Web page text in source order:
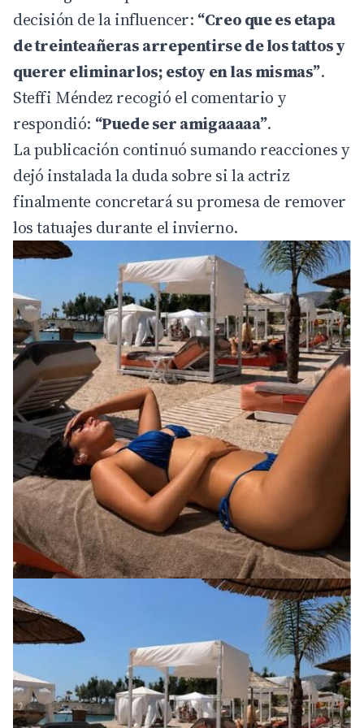
decisión de la influencer: “Creo que es etapa
de treinteañeras arrepentirse de los tattos y
querer eliminarlos; estoy en las mismas”.
Steffi Méndez recogió el comentario y
respondió: “Puede ser amigaaaaa”.
La publicación continuó sumando reacciones y
dejó instalada la duda sobre si la actriz
finalmente concretará su promesa de remover
los tatuajes durante el invierno.